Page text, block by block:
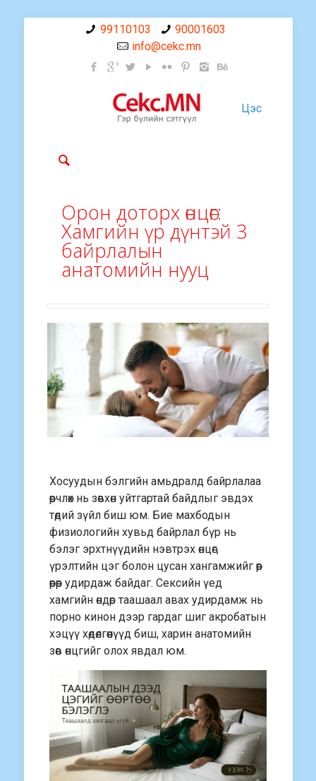
99110103
90001603
info@cekc.mn
Цэс
Орон доторх өнцөг:
Хамгийн үр дүнтэй 3
байрлалын
анатомийн нууц
Хосуудын бэлгийн амьдралд байрлалаа
өөрчлөх нь зөвхөн уйтгартай байдлыг эвдэх
төдий зүйл биш юм. Бие махбодын
физиологийн хувьд байрлал бүр нь
бэлэг эрхтнүүдийн нэвтрэх өнцөг,
үрэлтийн цэг болон цусан хангамжийг өөр
өөрөөр удирдаж байдаг. Сексийн үед
хамгийн өндөр таашаал авах удирдамж нь
порно кинон дээр гардаг шиг акробатын
хэцүү хөдөлгөөнүүд биш, харин анатомийн
зөв өнцгийг олох явдал юм.